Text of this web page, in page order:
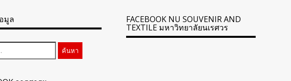
มูล FACEBOOK NU SOUVENIR AND
TEXTILE มหาวิทยาลัยนเรศวร